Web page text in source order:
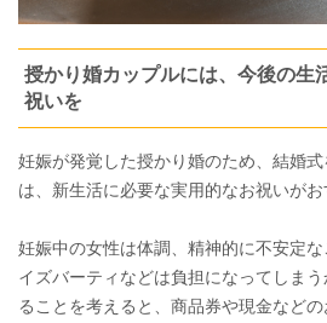
授かり婚カップルには、今後の生
祝いを
妊娠が発覚した授かり婚のため、結婚
は、新生活に必要な実用的なお祝いがお
妊娠中の女性は体調、精神的に不安定
イズバーティなどは負担になってしま
ることを考えると、商品券や現金などの